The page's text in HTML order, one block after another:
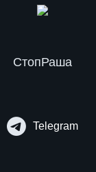
СтопРаша
Telegram